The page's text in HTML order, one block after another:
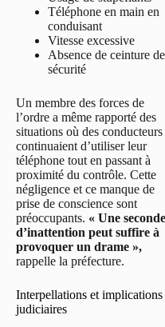
Téléphone en main en
conduisant
Vitesse excessive
Absence de ceinture de
sécurité
Un membre des forces de
l’ordre a même rapporté des
situations où des conducteurs
continuaient d’utiliser leur
téléphone tout en passant à
proximité du contrôle. Cette
négligence et ce manque de
prise de conscience sont
préoccupants. « Une seconde
d’inattention peut suffire à
provoquer un drame »,
rappelle la préfecture.
Interpellations et implications
judiciaires